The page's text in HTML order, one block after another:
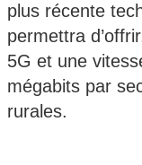
plus récente
permettra
5G et une
mégabits par
rurales.